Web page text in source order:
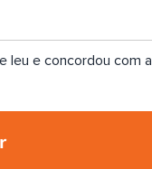
leu e concordou com a